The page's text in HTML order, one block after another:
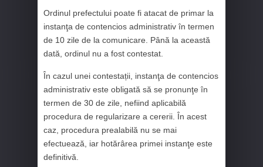
Ordinul prefectului poate fi atacat de primar la
instanţa de contencios administrativ în termen
de 10 zile de la comunicare. Până la această
dată, ordinul nu a fost contestat.
În cazul unei contestații, instanţa de contencios
administrativ este obligată să se pronunţe în
termen de 30 de zile, nefiind aplicabilă
procedura de regularizare a cererii. În acest
caz, procedura prealabilă nu se mai
efectuează, iar hotărârea primei instanţe este
definitivă.